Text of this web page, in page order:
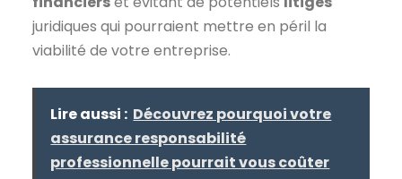
juridiques qui pourraient mettre en péril la
viabilité de votre entreprise.
Lire aussi : Découvrez pourquoi votre
assurance responsabilité
professionnelle pourrait vous coûter